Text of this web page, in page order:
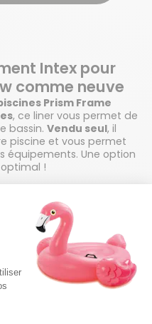
Intex pour
comme neuve
Prism Frame
, ce liner vous permet de
bassin. Vendu seul, il
piscine et vous permet
équipements. Une option
!
votre manuel